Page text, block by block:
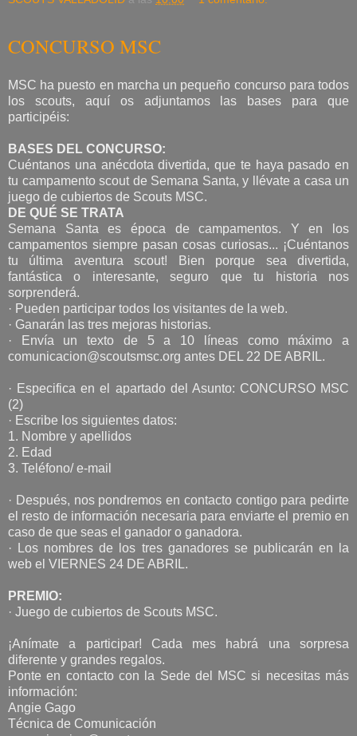
CONCURSO MSC
MSC ha puesto en marcha un pequeño concurso para todos
los scouts, aquí os adjuntamos las bases para que
participéis:
BASES DEL CONCURSO:
Cuéntanos una anécdota divertida, que te haya pasado en
tu campamento scout de Semana Santa, y llévate a casa un
juego de cubiertos de Scouts MSC.
DE QUÉ SE TRATA
Semana Santa es época de campamentos. Y en los
campamentos siempre pasan cosas curiosas... ¡Cuéntanos
tu última aventura scout! Bien porque sea divertida,
fantástica o interesante, seguro que tu historia nos
sorprenderá.
· Pueden participar todos los visitantes de la web.
· Ganarán las tres mejoras historias.
· Envía un texto de 5 a 10 líneas como máximo a
comunicacion@scoutsmsc.org antes DEL 22 DE ABRIL.
· Especifica en el apartado del Asunto: CONCURSO MSC
(2)
· Escribe los siguientes datos:
1. Nombre y apellidos
2. Edad
3. Teléfono/ e-mail
· Después, nos pondremos en contacto contigo para pedirte
el resto de información necesaria para enviarte el premio en
caso de que seas el ganador o ganadora.
· Los nombres de los tres ganadores se publicarán en la
web el VIERNES 24 DE ABRIL.
PREMIO:
· Juego de cubiertos de Scouts MSC.
¡Anímate a participar! Cada mes habrá una sorpresa
diferente y grandes regalos.
Ponte en contacto con la Sede del MSC si necesitas más
información:
Angie Gago
Técnica de Comunicación